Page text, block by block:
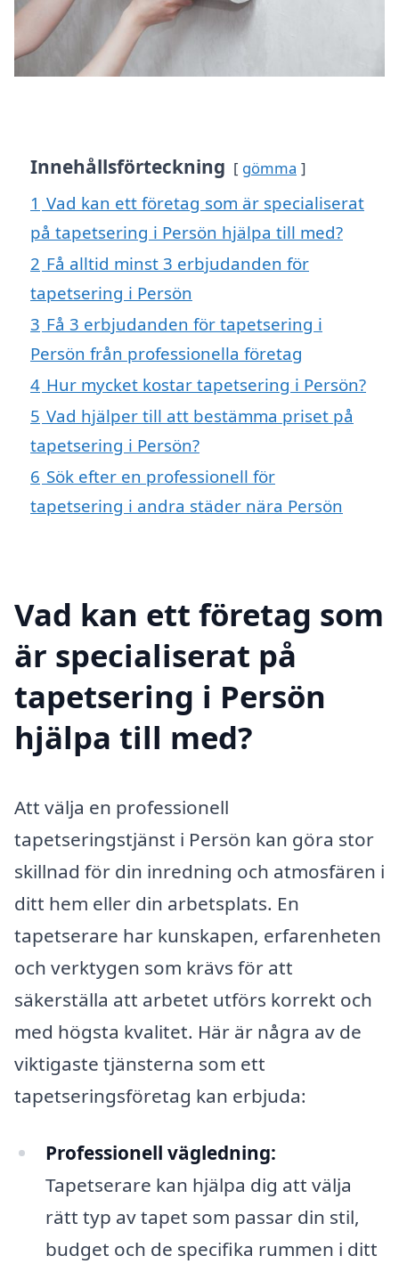
Innehållsförteckning gömma
1 Vad kan ett företag som är specialiserat
på tapetsering i Persön hjälpa till med?
2 Få alltid minst 3 erbjudanden för
tapetsering i Persön
3 Få 3 erbjudanden för tapetsering i
Persön från professionella företag
4 Hur mycket kostar tapetsering i Persön?
5 Vad hjälper till att bestämma priset på
tapetsering i Persön?
6 Sök efter en professionell för
tapetsering i andra städer nära Persön
Vad kan ett företag som
är specialiserat på
tapetsering i Persön
hjälpa till med?
Att välja en professionell
tapetseringstjänst i Persön kan göra stor
skillnad för din inredning och atmosfären i
ditt hem eller din arbetsplats. En
tapetserare har kunskapen, erfarenheten
och verktygen som krävs för att
säkerställa att arbetet utförs korrekt och
med högsta kvalitet. Här är några av de
viktigaste tjänsterna som ett
tapetseringsföretag kan erbjuda:
Professionell vägledning:
Tapetserare kan hjälpa dig att välja
rätt typ av tapet som passar din stil,
budget och de specifika rummen i ditt